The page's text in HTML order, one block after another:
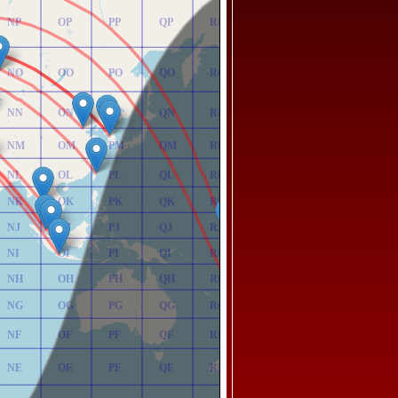
NE
NF
NG
NH
NI
NJ
NK
NL
NM
NN
NO
NP
OE
OF
OG
OH
OI
OJ
OK
OL
OM
ON
OO
OP
PE
PF
PG
PH
PI
PJ
PK
PL
PM
PN
PO
PP
QE
QF
QG
QH
QI
QJ
QK
QL
QM
QN
QO
QP
RE
RF
RG
RH
RI
RJ
RK
RL
RM
RN
RO
RP